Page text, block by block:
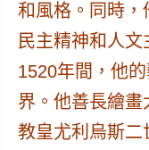
和風格。同時，
民主精神和人
1520年間，他
界。他善長繪
教皇尤利烏斯二